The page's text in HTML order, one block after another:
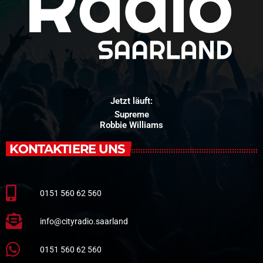
Jetzt läuft:
Supreme
Robbie Williams
KONTAKTIERE UNS
0151 560 62 560
info@cityradio.saarland
0151 560 62 560